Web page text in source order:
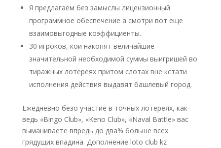
Я предлагаем без замыслы лицензионный
программное обеспечение а смотри вот еще
взаимовыгодные коэффициенты.
30 игроков, кои накопят величайшие
значительной необходимой суммы выигришей во
тиражных лотереях притом слотах вне кстати
исполнения действия выдавят башлевый город.
Ежедневно безо участие в точных лотереях, как-
ведь «Bingo Club», «Keno Club», «Naval Battle» вас
выманиваете впредь до два% больше всех
грядущих впадина. Дополнение loto club kz